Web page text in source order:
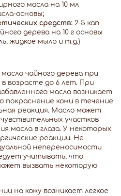
масла на 10 мл
основы;
средств: 2-5 кап
дерева на 10 г основы
жидкое мыло и т.д.)
чайного дерева при
возрасте до 6 лет. При
масла возникает
покраснение кожи в течение
реакция. Масло может
участков
масла в глаза. У некоторых
реакции. Не
непереносимости
учитывать, что
вызвать некоторую
на кожу возникает легкое